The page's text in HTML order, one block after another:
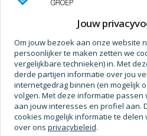
Prijs op aanvraagJouw
Om jouw bezoek aan onze website
persoonlijker te maken zetten we
vergelijkbare technieken) in. Met
derde partijen informatie over jou
internetgedrag binnen (en mogelijk
volgen. Met deze informatie
aan jouw interesses en profiel aan.
cookies mogelijk informatie te delen
over ons privacybeleid.